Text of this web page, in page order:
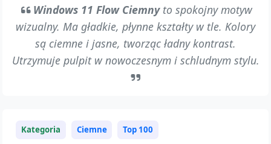
Windows 11 Flow Ciemnyto spokojny motyw
wizualny. Ma gładkie, płynne kształty w tle. Kolory
są ciemne i jasne, tworząc ładny kontrast.
Utrzymuje pulpit w nowoczesnym i schludnym stylu.
Kategoria Ciemne Top 100